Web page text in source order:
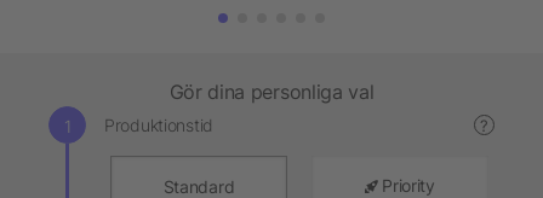
Gör dina personliga val
Produktionstid ?
Standard Priority